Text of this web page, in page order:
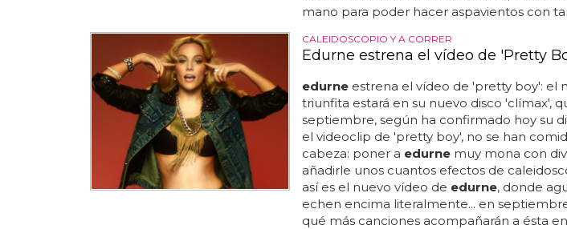
mano para poder hacer aspavientos con
CALEIDOSCOPIO Y A CORRER
Edurne estrena el vídeo de 'Pretty
edurneestrena el vídeo de 'pretty boy': el
triunfita estará en su nuevo disco 'clímax',
septiembre, según ha confirmado hoy su
el videoclip de 'pretty boy', no se han
cabeza: poner a edurnemuy mona con
añadirle unos cuantos efectos de
así es el nuevo vídeo de edurne, donde
echen encima literalmente... en
qué más canciones acompañarán a ésta